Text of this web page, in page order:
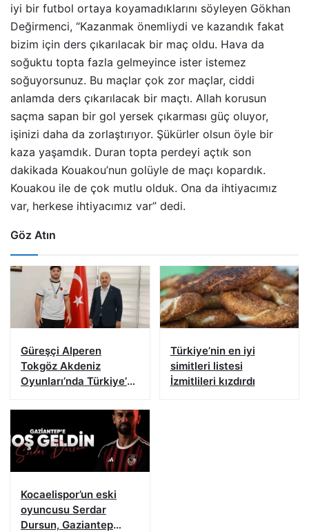
iyi bir futbol ortaya koyamadıklarını söyleyen Gökhan
Değirmenci, “Kazanmak önemliydi ve kazandık fakat
bizim için ders çıkarılacak bir maç oldu. Hava da
soğuktu topta fazla gelmeyince ister istemez
soğuyorsunuz. Bu maçlar çok zor maçlar, ciddi
anlamda ders çıkarılacak bir maçtı. Allah korusun
saçma sapan bir gol yersek çıkarması güç oluyor,
işinizi daha da zorlaştırıyor. Şükürler olsun öyle bir
kaza yaşamdık. Duran topta perdeyi açtık son
dakikada Kouakou’nun golüyle de maçı kopardık.
Kouakou ile de çok mutlu olduk. Ona da ihtiyacımız
var, herkese ihtiyacımız var” dedi.
Göz Atın
Güreşçi Alperen
Tokgöz Akdeniz
Oyunları’nda Türkiye’yi
Türkiye’nin en iyi
simitleri listesi
İzmitlileri kızdırdı
Kocaelispor’un eski
oyuncusu Serdar
Dursun, Gaziantep